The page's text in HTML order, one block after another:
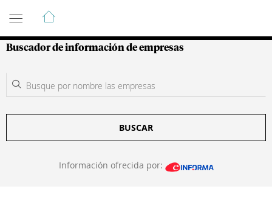
Guía de Empresas Colombianas
Buscador de información de empresas
BUSCAR
Información ofrecida por: